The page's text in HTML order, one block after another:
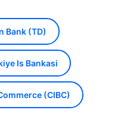
Bank (TD)
Is Bankasi
(CIBC)